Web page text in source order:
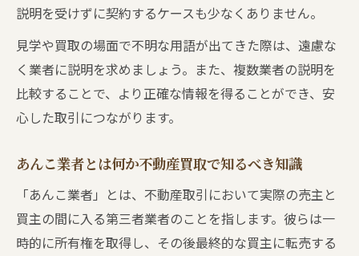
説明を受けずに契約するケースも少なくありません。
見学や買取の場面で不明な用語が出てきた際は、遠慮な
く業者に説明を求めましょう。また、複数業者の説明を
比較することで、より正確な情報を得ることができ、安
心した取引につながります。
あんこ業者とは何か不動産買取で知るべき知識
「あんこ業者」とは、不動産取引において実際の売主と
買主の間に入る第三者業者のことを指します。彼らは一
時的に所有権を取得し、その後最終的な買主に転売する